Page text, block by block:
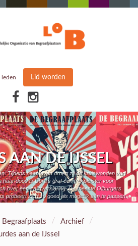
leden Lid worden
AAN DE IJSSEL
Tijdens haar leven droeg zij de kruiswonden van
dood is Dora’s graf een trekpleister voor
over een zaligverklaring. De meeste Olburgers
probeert zich zo goed als mogelijk aan te passen.
/ Archief /
aan de IJssel